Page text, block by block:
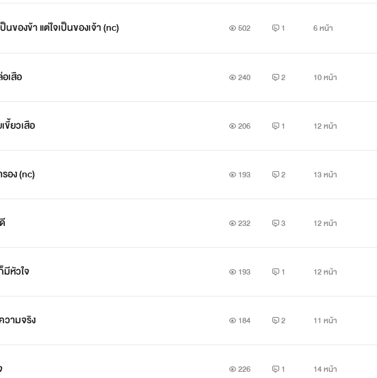
ของข้า แต่ใจเป็นของเจ้า (nc) 502 1 6 หน้า
เสือ 240 2 10 หน้า
ยวเสือ 206 1 12 หน้า
อง (nc) 193 2 13 หน้า
232 3 12 หน้า
หัวใจ 193 1 12 หน้า
ามจริง 184 2 11 หน้า
226 1 14 หน้า